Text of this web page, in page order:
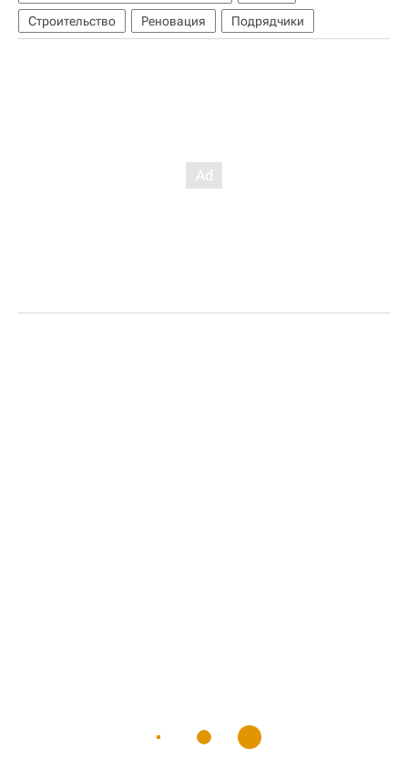
Строительство
Реновация Подрядчики